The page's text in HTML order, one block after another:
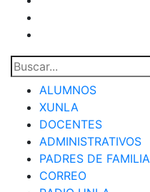
ALUMNOS
XUNLA
DOCENTES
ADMINISTRATIVOS
PADRES DE FAMILIA
CORREO